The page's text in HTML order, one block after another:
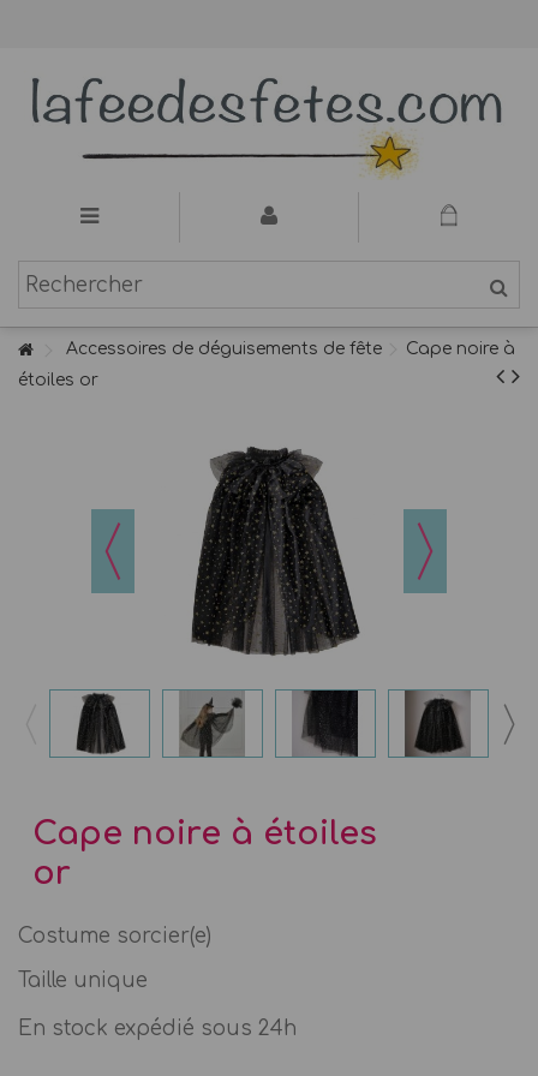
Accessoires de déguisements de fête
Cape noire à
étoiles or
Cape noire à étoiles
or
Costume sorcier(e)
Taille unique
En stock expédié sous 24h